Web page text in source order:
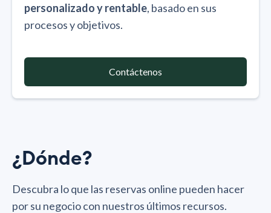
personalizado y rentable, basado en sus
procesos y objetivos.
Contáctenos
¿Dónde?
Descubra lo que las reservas online pueden hacer
por su negocio con nuestros últimos recursos.